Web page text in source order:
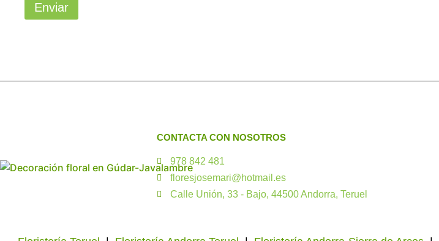
Enviar
CONTACTA CON NOSOTROS
978 842 481
floresjosemari@hotmail.es
Calle Unión, 33 - Bajo, 44500 Andorra, Teruel